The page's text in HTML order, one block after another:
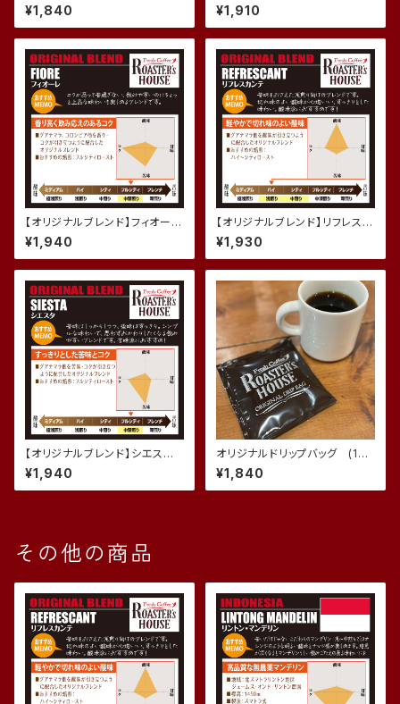
0個入り)
¥1,840 ミアム (200g)
¥1,910
【オリジナルブレンド】フィオー
レ (200g)
¥1,940
【オリジナルブレンド】リフレスカ
ンテ (200g)
¥1,930
【オリジナルブレンド】シエス
タ (200g)
¥1,940
オリジナルドリップバッグ (10
個入り)
¥1,840
その他の商品